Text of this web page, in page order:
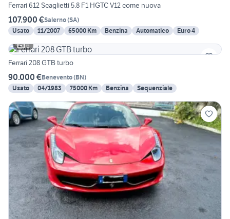
Ferrari 612 Scaglietti 5.8 F1 HGTC V12 come nuova
107.900 €Salerno(SA)
Usato
11/2007 65000 Km Benzina Automatico
Euro 4
6
Ferrari 208 GTB turbo
90.000 €Benevento(BN)
Usato
04/1983 75000 Km Benzina Sequenziale